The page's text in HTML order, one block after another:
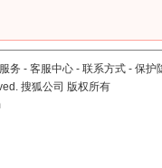
务 - 客服中心 - 联系方式 - 保护
搜狐公司 版权所有